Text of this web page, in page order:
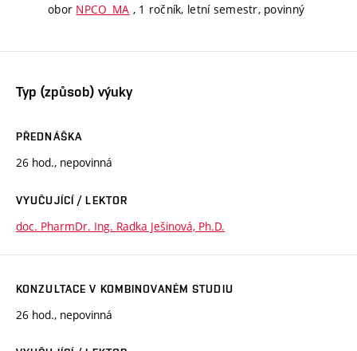
obor NPCO_MA , 1 ročník, letní semestr, povinný
Typ (způsob) výuky
PŘEDNÁŠKA
26 hod., nepovinná
VYUČUJÍCÍ / LEKTOR
doc. PharmDr. Ing. Radka Ješinová, Ph.D.
KONZULTACE V KOMBINOVANÉM STUDIU
26 hod., nepovinná